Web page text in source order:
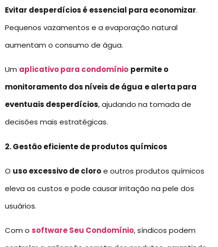
Evitar desperdícios é essencial para economizar.
Pequenos vazamentos e a evaporação natural
aumentam o consumo de água.
Um aplicativo para condomínio permite o
monitoramento dos níveis de água e alerta para
eventuais desperdícios, ajudando na tomada de
decisões mais estratégicas.
2. Gestão eficiente de produtos químicos
O uso excessivo de cloroe outros produtos químicos
eleva os custos e pode causar irritação na pele dos
usuários.
Com o software Seu Condomínio, síndicos podem